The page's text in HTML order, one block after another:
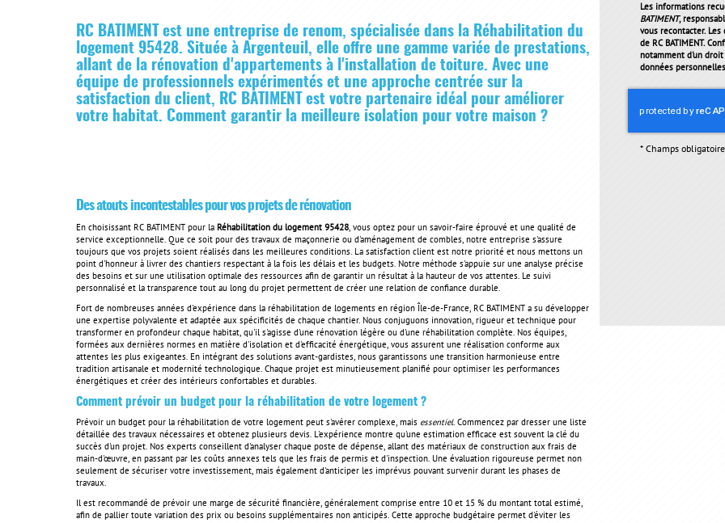
RC BATIMENT est une entreprise de renom, spécialisée dans la Réhabilitation du
logement 95428. Située à Argenteuil, elle offre une gamme variée de prestations,
allant de la rénovation d'appartements à l'installation de toiture. Avec une
équipe de professionnels expérimentés et une approche centrée sur la
satisfaction du client, RC BATIMENT est votre partenaire idéal pour améliorer
votre habitat. Comment garantir la meilleure isolation pour votre maison ?
Des atouts incontestables pour vos projets de rénovation
En choisissant RC BATIMENT pour la Réhabilitation du logement 95428, vous optez pour un savoir-faire éprouvé et une qualité de
service exceptionnelle. Que ce soit pour des travaux de maçonnerie ou d'aménagement de combles, notre entreprise s'assure
toujours que vos projets soient réalisés dans les meilleures conditions. La satisfaction client est notre priorité et nous mettons un
point d'honneur à livrer des chantiers respectant à la fois les délais et les budgets. Notre méthode s'appuie sur une analyse précise
des besoins et sur une utilisation optimale des ressources afin de garantir un résultat à la hauteur de vos attentes. Le suivi
personnalisé et la transparence tout au long du projet permettent de créer une relation de confiance durable.
Fort de nombreuses années d'expérience dans la réhabilitation de logements en région Île-de-France, RC BATIMENT a su développer
une expertise polyvalente et adaptée aux spécificités de chaque chantier. Nous conjuguons innovation, rigueur et technique pour
transformer en profondeur chaque habitat, qu'il s'agisse d'une rénovation légère ou d'une réhabilitation complète. Nos équipes,
formées aux dernières normes en matière d'isolation et d'efficacité énergétique, vous assurent une réalisation conforme aux
attentes les plus exigeantes. En intégrant des solutions avant-gardistes, nous garantissons une transition harmonieuse entre
tradition artisanale et modernité technologique. Chaque projet est minutieusement planifié pour optimiser les performances
énergétiques et créer des intérieurs confortables et durables.
Comment prévoir un budget pour la réhabilitation de votre logement ?
Prévoir un budget pour la réhabilitation de votre logement peut s'avérer complexe, mais essentiel. Commencez par dresser une liste
détaillée des travaux nécessaires et obtenez plusieurs devis. L'expérience montre qu'une estimation efficace est souvent la clé du
succès d'un projet. Nos experts conseillent d'analyser chaque poste de dépense, allant des matériaux de construction aux frais de
main-d'œuvre, en passant par les coûts annexes tels que les frais de permis et d'inspection. Une évaluation rigoureuse permet non
seulement de sécuriser votre investissement, mais également d'anticiper les imprévus pouvant survenir durant les phases de
travaux.
Il est recommandé de prévoir une marge de sécurité financière, généralement comprise entre 10 et 15 % du montant total estimé,
afin de pallier toute variation des prix ou besoins supplémentaires non anticipés. Cette approche budgétaire permet d'éviter les
Les informations
BATIMENT,
vous recontacter.
de RC BATIMENT.
notamment d'un
données
*Champs